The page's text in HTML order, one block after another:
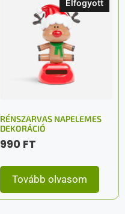
Elfogyott
RÉNSZARVAS NAPELEMES
DEKORÁCIÓ
990 FT
Tovább olvasom